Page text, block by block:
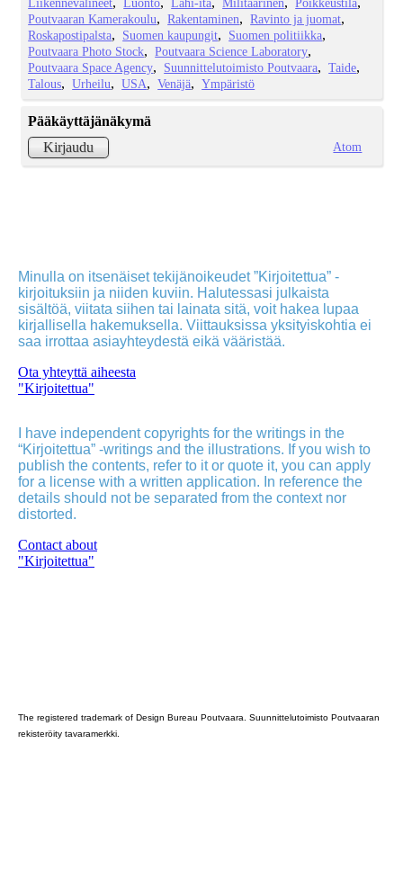
Poutvaaran Kamerakoulu
Rakentaminen
Ravinto ja juomat
Roskapostipalsta
Suomen kaupungit
Suomen politiikka
Poutvaara Photo Stock
Poutvaara Science Laboratory
Poutvaara Space Agency
Suunnittelutoimisto Poutvaara
Taide
Talous
Urheilu USA Venäjä Ympäristö
Pääkäyttäjänäkymä
Kirjaudu
Atom
Minulla on itsenäiset tekijänoikeudet ”Kirjoitettua” -
kirjoituksiin ja niiden kuviin. Halutessasi julkaista
sisältöä, viitata siihen tai lainata sitä, voit hakea lupaa
kirjallisella hakemuksella. Viittauksissa yksityiskohtia ei
saa irrottaa asiayhteydestä eikä vääristää.
Ota yhteyttä aiheesta
"Kirjoitettua"
I have independent copyrights for the writings in the
“Kirjoitettua” -writings and the illustrations. If you wish to
publish the contents, refer to it or quote it, you can apply
for a license with a written application. In reference the
details should not be separated from the context nor
distorted.
Contact about
"Kirjoitettua"
The registered trademark of Design Bureau Poutvaara. Suunnittelutoimisto Poutvaaran
rekisteröity tavaramerkki.